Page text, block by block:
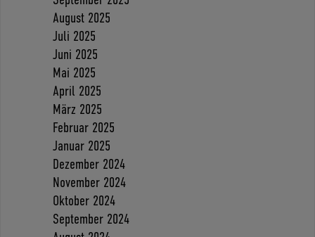
August 2025
Juli 2025
Juni 2025
Mai 2025
April 2025
März 2025
Februar 2025
Januar 2025
Dezember 2024
November 2024
Oktober 2024
September 2024